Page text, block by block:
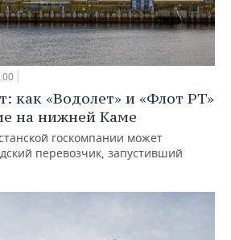
как «Водолет» и «Флот РТ»
на нижней Каме
госкомпании может
перевозчик, запустивший